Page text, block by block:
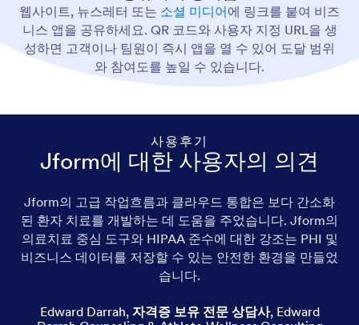
웹사이트, 뉴스레터 또는 소셜 미디어에 링크를 붙여 비즈
니스 앱을 공유하세요. QR 코드와 사용자 지정 URL을 생
성하면 고객이나 팀원이 즉시 앱을 열 수 있어 도달 범위
와 참여도를 높일 수 있습니다.
사용후기
Jform에 대한 사용자의 의견
Jform의 고급 작업흐름과 클라우드 통합은 보다 간소화
된 환자 치료를 개발하는 데 도움을 주었습니다. Jform의
의료치료 중심 도구와 HIPAA 준수에 대한 강조는 PHI 및
비즈니스 데이터를 저장할 수 있는 안전한 환경을 만들었
습니다.
Edward Darrah, 자격증 보유 전문 상담사, Edward